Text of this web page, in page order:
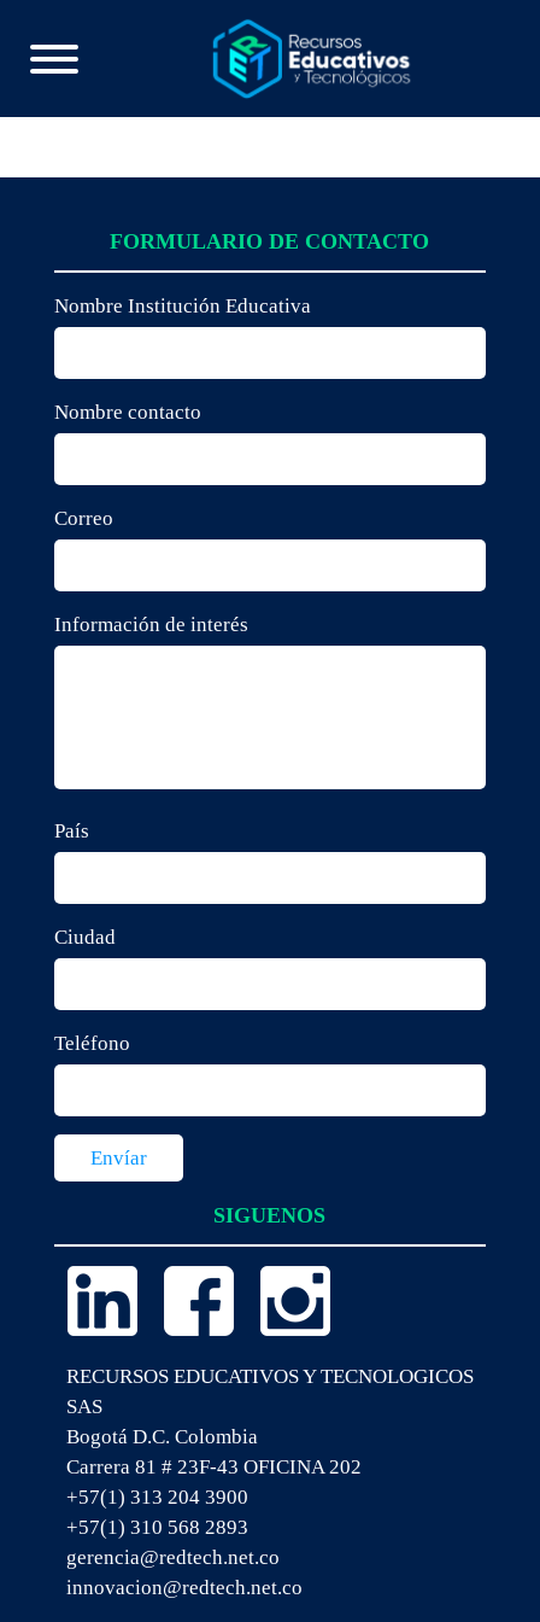
FORMULARIO DE CONTACTO
Nombre Institución Educativa
Nombre contacto
Correo
Información de interés
País
Ciudad
Teléfono
SIGUENOS
RECURSOS EDUCATIVOS Y TECNOLOGICOS
SAS
Bogotá D.C. Colombia
Carrera 81 # 23F-43 OFICINA 202
+57(1) 313 204 3900
+57(1) 310 568 2893
gerencia@redtech.net.co
innovacion@redtech.net.co